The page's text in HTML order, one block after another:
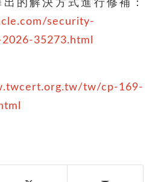
的解決方式進行修補：
security-
35273.html
tw/cp-169-